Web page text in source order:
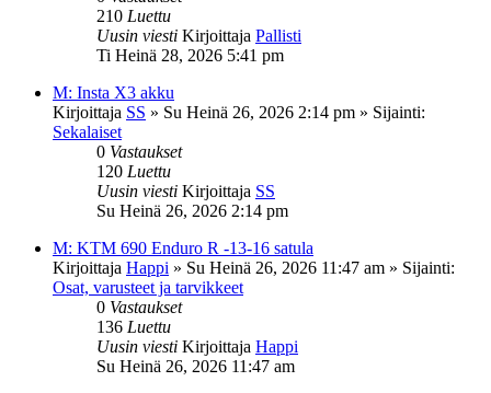
210 Luettu
Uusin viesti Kirjoittaja Pallisti
Ti Heinä 28, 2026 5:41 pm
M: Insta X3 akku
Kirjoittaja SS » Su Heinä 26, 2026 2:14 pm » Sijainti:
Sekalaiset
0 Vastaukset
120 Luettu
Uusin viesti Kirjoittaja SS
Su Heinä 26, 2026 2:14 pm
M: KTM 690 Enduro R -13-16 satula
Kirjoittaja Happi » Su Heinä 26, 2026 11:47 am » Sijainti:
Osat, varusteet ja tarvikkeet
0 Vastaukset
136 Luettu
Uusin viesti Kirjoittaja Happi
Su Heinä 26, 2026 11:47 am